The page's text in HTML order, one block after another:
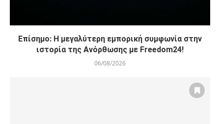
Επίσημο: Η μεγαλύτερη εμπορική συμφωνία στην
ιστορία της Ανόρθωσης με Freedom24!
06/08/2026